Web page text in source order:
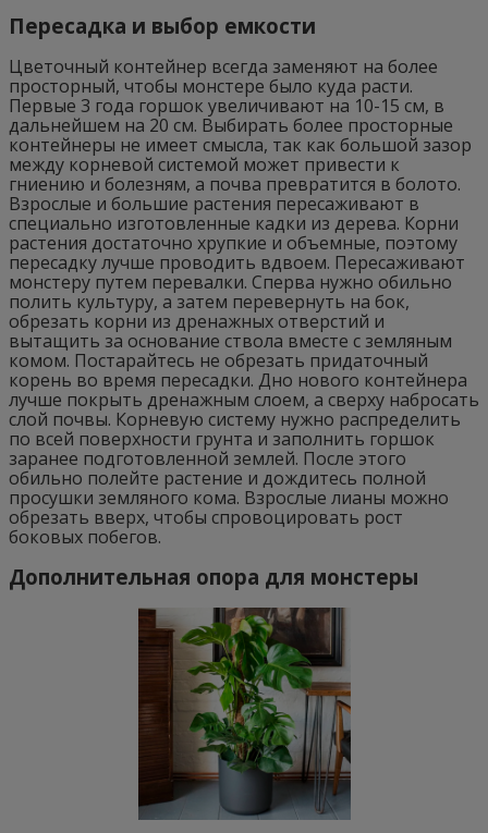
Пересадка и выбор емкости
Цветочный контейнер всегда заменяют на более
просторный, чтобы монстере было куда расти.
Первые 3 года горшок увеличивают на 10-15 см, в
дальнейшем на 20 см. Выбирать более просторные
контейнеры не имеет смысла, так как большой зазор
между корневой системой может привести к
гниению и болезням, а почва превратится в болото.
Взрослые и большие растения пересаживают в
специально изготовленные кадки из дерева. Корни
растения достаточно хрупкие и объемные, поэтому
пересадку лучше проводить вдвоем. Пересаживают
монстеру путем перевалки. Сперва нужно обильно
полить культуру, а затем перевернуть на бок,
обрезать корни из дренажных отверстий и
вытащить за основание ствола вместе с земляным
комом. Постарайтесь не обрезать придаточный
корень во время пересадки. Дно нового контейнера
лучше покрыть дренажным слоем, а сверху набросать
слой почвы. Корневую систему нужно распределить
по всей поверхности грунта и заполнить горшок
заранее подготовленной землей. После этого
обильно полейте растение и дождитесь полной
просушки земляного кома. Взрослые лианы можно
обрезать вверх, чтобы спровоцировать рост
боковых побегов.
Дополнительная опора для монстеры